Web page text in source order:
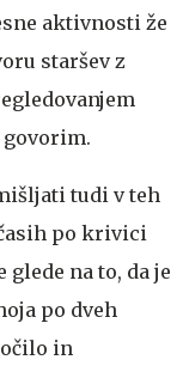
aktivnosti že
staršev z
tudi v teh
po krivici
glede na to, da je
po dveh
in